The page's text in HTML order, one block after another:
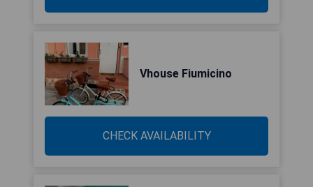
Vhouse Fiumicino
CHECK AVAILABILITY